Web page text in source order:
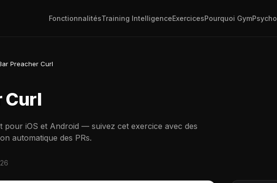
FonctionnalitésTraining IntelligenceExercicesPourquoi GymPsycho
Preacher Curl
Curl
pour iOS et Android — suivez cet exercice avec des
automatique des PRs.